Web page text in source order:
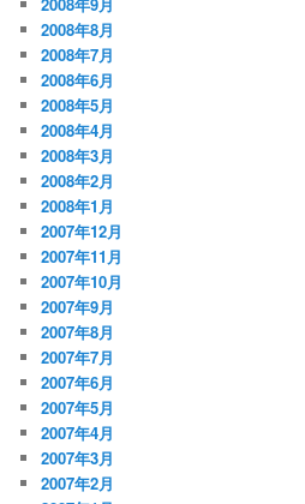
2008年8月
2008年7月
2008年6月
2008年5月
2008年4月
2008年3月
2008年2月
2008年1月
2007年12月
2007年11月
2007年10月
2007年9月
2007年8月
2007年7月
2007年6月
2007年5月
2007年4月
2007年3月
2007年2月